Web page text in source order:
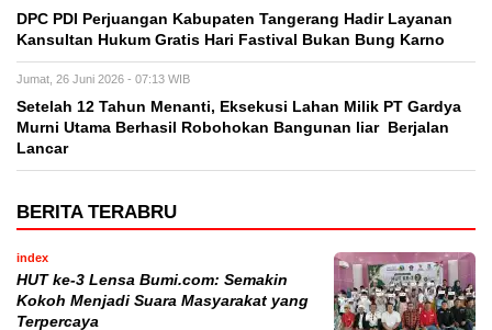
DPC PDI Perjuangan Kabupaten Tangerang Hadir Layanan
Kansultan Hukum Gratis Hari Fastival Bukan Bung Karno
Jumat, 26 Juni 2026 - 07:13 WIB
Setelah 12 Tahun Menanti, Eksekusi Lahan Milik PT Gardya
Murni Utama Berhasil Robohokan Bangunan liar Berjalan
Lancar
BERITA TERABRU
index
HUT ke-3 Lensa Bumi.com: Semakin
Kokoh Menjadi Suara Masyarakat yang
Terpercaya